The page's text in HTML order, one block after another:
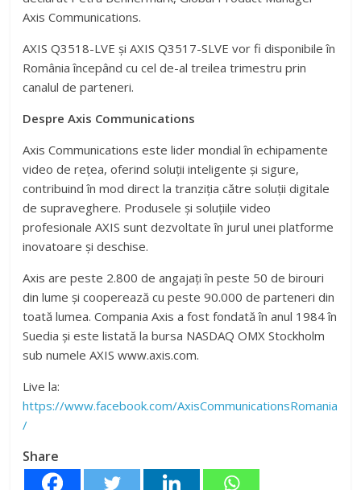
Axis Communications.
AXIS Q3518-LVE şi AXIS Q3517-SLVE vor fi disponibile în
România începând cu cel de-al treilea trimestru prin
canalul de parteneri.
Despre Axis Communications
Axis Communications este lider mondial în echipamente
video de reţea, oferind soluţii inteligente şi sigure,
contribuind în mod direct la tranziţia către soluţii digitale
de supraveghere. Produsele şi soluţiile video
profesionale AXIS sunt dezvoltate în jurul unei platforme
inovatoare şi deschise.
Axis are peste 2.800 de angajaţi în peste 50 de birouri
din lume şi cooperează cu peste 90.000 de parteneri din
toată lumea. Compania Axis a fost fondată în anul 1984 în
Suedia şi este listată la bursa NASDAQ OMX Stockholm
sub numele AXIS www.axis.com.
Live la:
https://www.facebook.com/AxisCommunicationsRomania
/
Share